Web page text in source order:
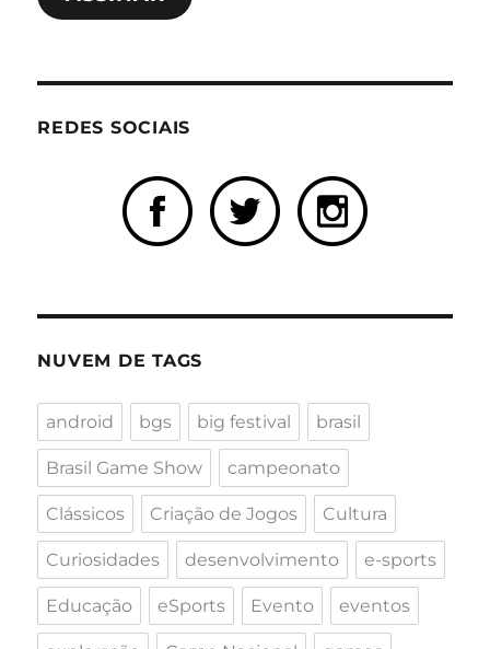
REDES SOCIAIS
NUVEM DE TAGS
android bgs big festival brasil
Brasil Game Show campeonato
Clássicos Criação de Jogos Cultura
Curiosidades desenvolvimento e-sports
Educação eSports Evento eventos